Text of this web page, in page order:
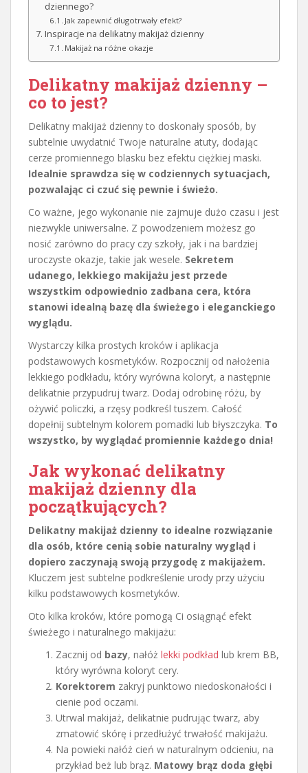
dziennego?
Jak zapewnić długotrwały efekt?
Inspiracje na delikatny makijaż dzienny
Makijaż na różne okazje
Delikatny makijaż dzienny –
co to jest?
Delikatny makijaż dzienny to doskonały sposób, by
subtelnie uwydatnić Twoje naturalne atuty, dodając
cerze promiennego blasku bez efektu ciężkiej maski.
Idealnie sprawdza się w codziennych sytuacjach,
pozwalając ci czuć się pewnie i świeżo.
Co ważne, jego wykonanie nie zajmuje dużo czasu i jest
niezwykle uniwersalne. Z powodzeniem możesz go
nosić zarówno do pracy czy szkoły, jak i na bardziej
uroczyste okazje, takie jak wesele. Sekretem
udanego, lekkiego makijażu jest przede
wszystkim odpowiednio zadbana cera, która
stanowi idealną bazę dla świeżego i eleganckiego
wyglądu.
Wystarczy kilka prostych kroków i aplikacja
podstawowych kosmetyków. Rozpocznij od nałożenia
lekkiego podkładu, który wyrówna koloryt, a następnie
delikatnie przypudruj twarz. Dodaj odrobinę różu, by
ożywić policzki, a rzęsy podkreśl tuszem. Całość
dopełnij subtelnym kolorem pomadki lub błyszczyka. To
wszystko, by wyglądać promiennie każdego dnia!
Jak wykonać delikatny
makijaż dzienny dla
początkujących?
Delikatny makijaż dzienny to idealne rozwiązanie
dla osób, które cenią sobie naturalny wygląd i
dopiero zaczynają swoją przygodę z makijażem.
Kluczem jest subtelne podkreślenie urody przy użyciu
kilku podstawowych kosmetyków.
Oto kilka kroków, które pomogą Ci osiągnąć efekt
świeżego i naturalnego makijażu:
Zacznij od bazy, nałóż lekki podkład lub krem BB,
który wyrówna koloryt cery.
Korektorem zakryj punktowo niedoskonałości i
cienie pod oczami.
Utrwal makijaż, delikatnie pudrując twarz, aby
zmatowić skórę i przedłużyć trwałość makijażu.
Na powieki nałóż cień w naturalnym odcieniu, na
przykład beż lub brąz. Matowy brąz doda głębi